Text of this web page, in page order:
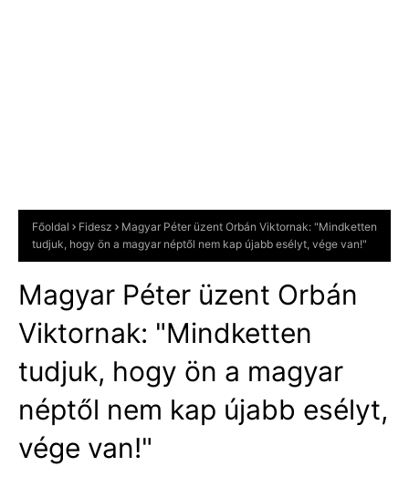
Főoldal Fidesz
Magyar Péter üzent Orbán Viktornak: "Mindketten
tudjuk, hogy ön a magyar néptől nem kap újabb esélyt, vége van!"
Magyar Péter üzent Orbán
Viktornak: "Mindketten
tudjuk, hogy ön a magyar
néptől nem kap újabb esélyt,
vége van!"